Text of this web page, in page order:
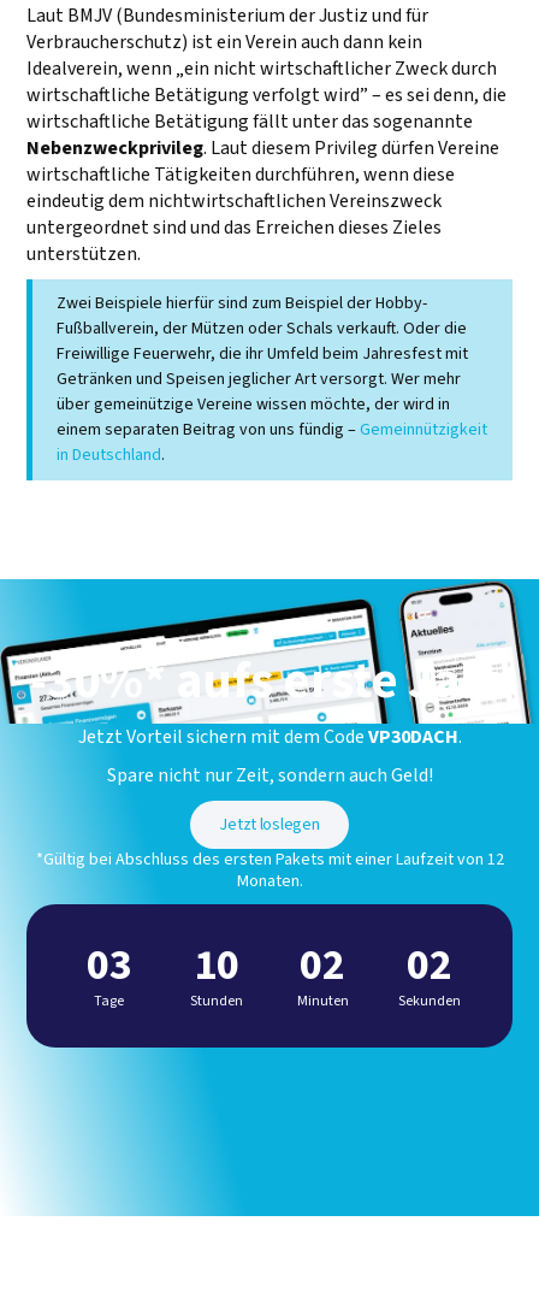
Laut BMJV (Bundesministerium der Justiz und für
Verbraucherschutz) ist ein Verein auch dann kein
Idealverein, wenn „ein nicht wirtschaftlicher Zweck durch
wirtschaftliche Betätigung verfolgt wird” – es sei denn, die
wirtschaftliche Betätigung fällt unter das sogenannte
Nebenzweckprivileg. Laut diesem Privileg dürfen Vereine
wirtschaftliche Tätigkeiten durchführen, wenn diese
eindeutig dem nichtwirtschaftlichen Vereinszweck
untergeordnet sind und das Erreichen dieses Zieles
unterstützen.
Zwei Beispiele hierfür sind zum Beispiel der Hobby-
Fußballverein, der Mützen oder Schals verkauft. Oder die
Freiwillige Feuerwehr, die ihr Umfeld beim Jahresfest mit
Getränken und Speisen jeglicher Art versorgt. Wer mehr
über gemeinützige Vereine wissen möchte, der wird in
einem separaten Beitrag von uns fündig –Gemeinnützigkeit
in Deutschland.
-30%* aufs erste Jahr
Jetzt Vorteil sichern mit dem CodeVP30DACH.
Spare nicht nur Zeit, sondern auch Geld!
Jetzt loslegen
*Gültig bei Abschluss des ersten Pakets mit einer Laufzeit von 12
Monaten.
03
Tage
10
Stunden
02
Minuten
01
Sekunden